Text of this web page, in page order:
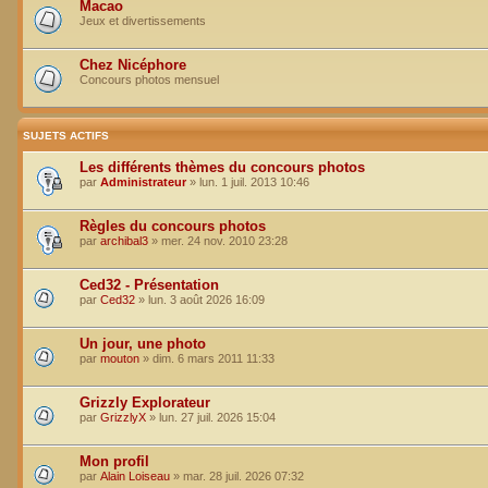
Macao
Jeux et divertissements
Chez Nicéphore
Concours photos mensuel
SUJETS ACTIFS
Les différents thèmes du concours photos
par Administrateur » lun. 1 juil. 2013 10:46
Règles du concours photos
par archibal3 » mer. 24 nov. 2010 23:28
Ced32 - Présentation
par Ced32 » lun. 3 août 2026 16:09
Un jour, une photo
par mouton » dim. 6 mars 2011 11:33
Grizzly Explorateur
par GrizzlyX » lun. 27 juil. 2026 15:04
Mon profil
par Alain Loiseau » mar. 28 juil. 2026 07:32